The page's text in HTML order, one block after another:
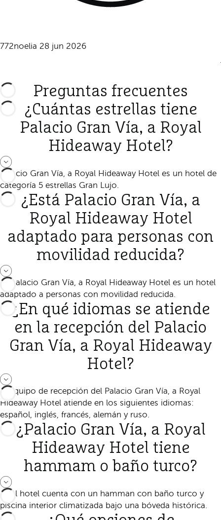
772noelia 28 jun 2026
Preguntas frecuentes
¿Cuántas estrellas tiene
Palacio Gran Vía, a Royal
Hideaway Hotel?
Palacio Gran Vía, a Royal Hideaway Hotel es un hotel de
categoría 5 estrellas Gran Lujo.
¿Está Palacio Gran Vía, a
Royal Hideaway Hotel
adaptado para personas con
movilidad reducida?
Sí, Palacio Gran Vía, a Royal Hideaway Hotel es un hotel
adaptado a personas con movilidad reducida.
¿En qué idiomas se atiende
en la recepción del Palacio
Gran Vía, a Royal Hideaway
Hotel?
El equipo de recepción del Palacio Gran Vía, a Royal
Hideaway Hotel atiende en los siguientes idiomas:
español, inglés, francés, alemán y ruso.
¿Palacio Gran Vía, a Royal
Hideaway Hotel tiene
hammam o baño turco?
Sí, el hotel cuenta con un hamman con baño turco y
piscina interior climatizada bajo una bóveda histórica.